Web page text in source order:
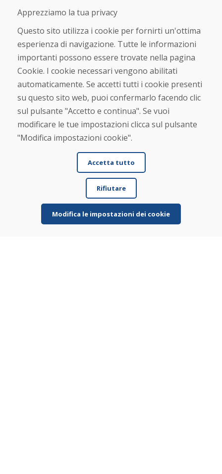
Nome e cognome
E-mail
Inviare
Linea di assistenza
+421 919 282 306
info@domivosport.it
Apprezziamo la tua privacy
Questo sito utilizza i cookie per fornirti un'ottima
esperienza di navigazione. Tutte le informazioni
importanti possono essere trovate nella pagina
Cookie. I cookie necessari vengono abilitati
automaticamente. Se accetti tutti i cookie presenti
su questo sito web, puoi confermarlo facendo clic
sul pulsante "Accetto e continua". Se vuoi
modificare le tue impostazioni clicca sul pulsante
"Modifica impostazioni cookie".
Accetta tutto
Rifiutare
Modifica le impostazioni dei cookie